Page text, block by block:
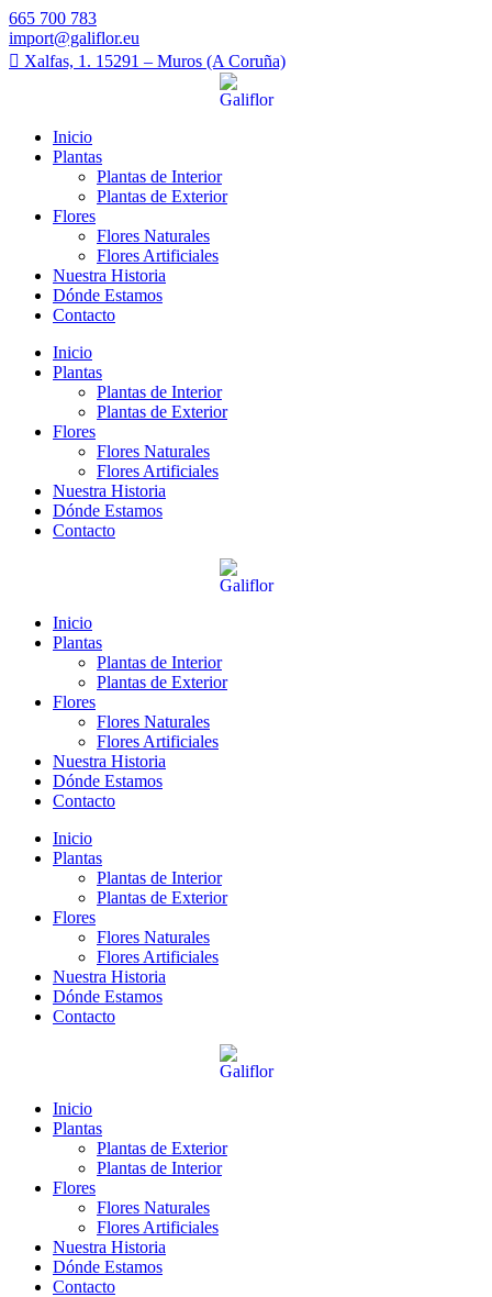
665 700 783
import@galiflor.eu
Xalfas, 1. 15291 – Muros (A Coruña)
Inicio
Plantas
Plantas de Interior
Plantas de Exterior
Flores
Flores Naturales
Flores Artificiales
Nuestra Historia
Dónde Estamos
Contacto
Inicio
Plantas
Plantas de Interior
Plantas de Exterior
Flores
Flores Naturales
Flores Artificiales
Nuestra Historia
Dónde Estamos
Contacto
Inicio
Plantas
Plantas de Interior
Plantas de Exterior
Flores
Flores Naturales
Flores Artificiales
Nuestra Historia
Dónde Estamos
Contacto
Inicio
Plantas
Plantas de Interior
Plantas de Exterior
Flores
Flores Naturales
Flores Artificiales
Nuestra Historia
Dónde Estamos
Contacto
Inicio
Plantas
Plantas de Exterior
Plantas de Interior
Flores
Flores Naturales
Flores Artificiales
Nuestra Historia
Dónde Estamos
Contacto